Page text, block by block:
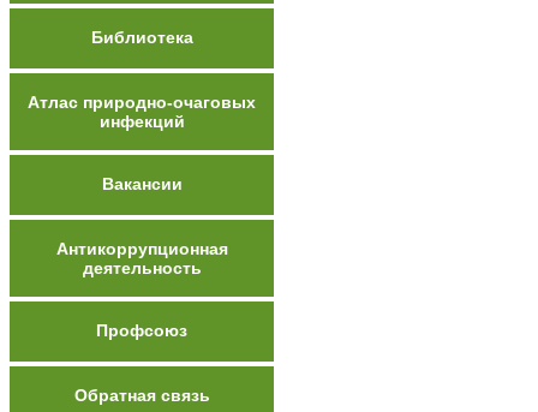
Библиотека
Атлас природно-очаговых
инфекций
Вакансии
Антикоррупционная
деятельность
Профсоюз
Обратная связь